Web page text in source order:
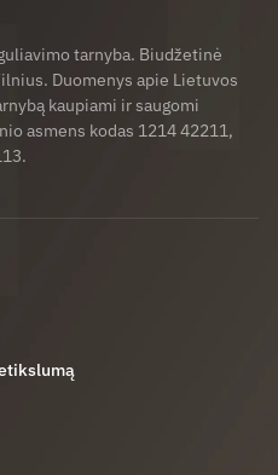
tarnyba. Biudžetinė
Duomenys apie Lietuvos
kaupiami ir saugomi
asmens kodas 1214 42211,